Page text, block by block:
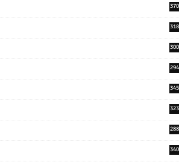
370
318
300
294
345
323
288
340